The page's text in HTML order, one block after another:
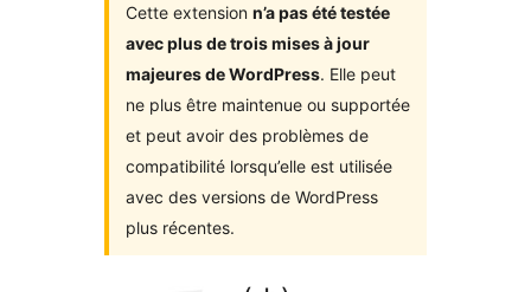
Cette extension n’a pas été testée
avec plus de trois mises à jour
majeures de WordPress. Elle peut
ne plus être maintenue ou supportée
et peut avoir des problèmes de
compatibilité lorsqu’elle est utilisée
avec des versions de WordPress
plus récentes.